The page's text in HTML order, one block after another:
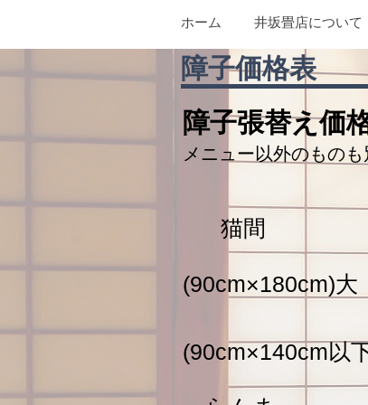
ホーム 井坂畳店について
障子価格表
障子張替え価
メニュー以外のもの
猫
(90cm×140cm以